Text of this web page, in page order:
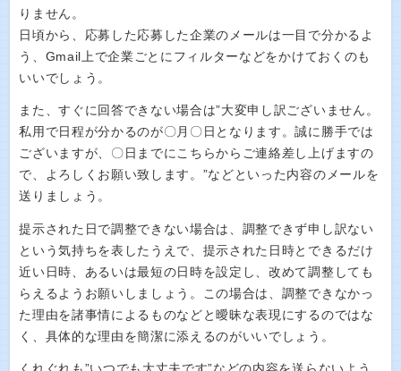
りません。
日頃から、応募した応募した企業のメールは一目で分かるよ
う、Gmail上で企業ごとにフィルターなどをかけておくのも
いいでしょう。
また、すぐに回答できない場合は”大変申し訳ございません。
私用で日程が分かるのが〇月〇日となります。誠に勝手では
ございますが、〇日までにこちらからご連絡差し上げますの
で、よろしくお願い致します。”などといった内容のメールを
送りましょう。
提示された日で調整できない場合は、調整できず申し訳ない
という気持ちを表したうえで、提示された日時とできるだけ
近い日時、あるいは最短の日時を設定し、改めて調整しても
らえるようお願いしましょう。この場合は、調整できなかっ
た理由を諸事情によるものなどと曖昧な表現にするのではな
く、具体的な理由を簡潔に添えるのがいいでしょう。